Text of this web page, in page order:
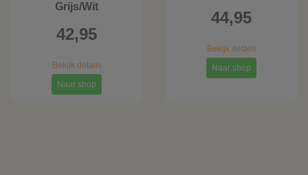
Grijs/Wit
42,95
Bekijk details
Naar shop
44,95
Bekijk details
Naar shop